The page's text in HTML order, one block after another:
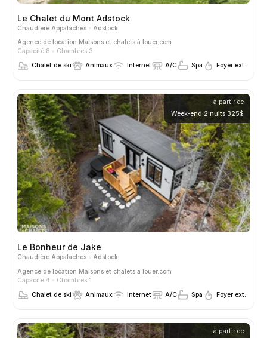
Le Chalet du Mont Adstock
Chaudière Appalaches
Adstock
Agence de location Maisons et chalets à louer.com
Capacité 8
Chambres 3
Chalet de ski
Animaux Internet A/C Spa Foyer ext.
à partir de
Week-end 2 nuits 325$
Le Bonheur de Jake
Chaudière Appalaches
Adstock
Agence de location Maisons et chalets à louer.com
Capacité 4
Chambres 1
Chalet de ski
Animaux Internet A/C Spa Foyer ext.
à partir de